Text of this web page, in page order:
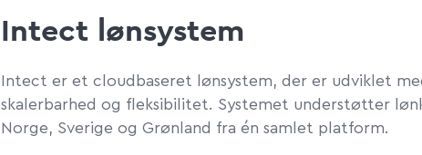
Intect lønsystem
Intect er et cloudbaseret lønsystem, der er udviklet
skalerbarhed og fleksibilitet. Systemet understøtter
Norge, Sverige og Grønland fra én samlet platform.